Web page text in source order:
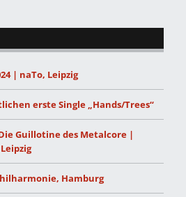
| naTo, Leipzig
erste Single „Hands/Trees“
Guillotine des Metalcore |
Hamburg